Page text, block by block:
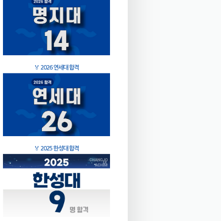
🏅 2026 연세대 합격
🏅 2025 한성대 합격